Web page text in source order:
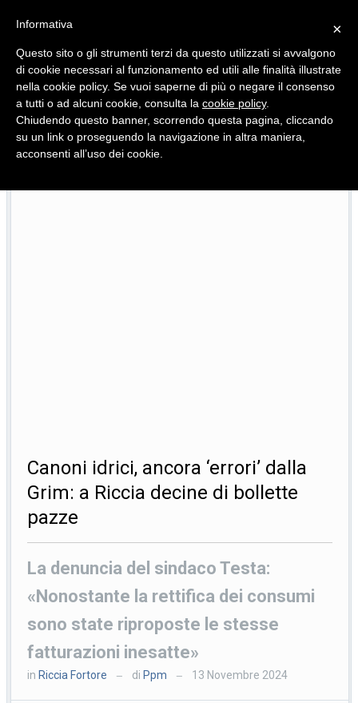
Quotidiano d'informazione distribuito in Molise con
Canoni idrici, ancora ‘errori’ dalla
Grim: a Riccia decine di bollette
pazze
La denuncia del sindaco Testa:
«Nonostante la rettifica dei consumi
sono state riproposte le stesse
fatturazioni inesatte»
in Riccia Fortore — di Ppm — 13 Novembre 2024
×
Informativa
Questo sito o gli strumenti terzi da questo utilizzati si avvalgono
di cookie necessari al funzionamento ed utili alle finalità illustrate
nella cookie policy. Se vuoi saperne di più o negare il consenso
a tutti o ad alcuni cookie, consulta la cookie policy.
Chiudendo questo banner, scorrendo questa pagina, cliccando
su un link o proseguendo la navigazione in altra maniera,
acconsenti all’uso dei cookie.